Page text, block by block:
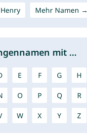
Henry Mehr Namen →
mit ...
E F G H
O P Q R
W X Y Z